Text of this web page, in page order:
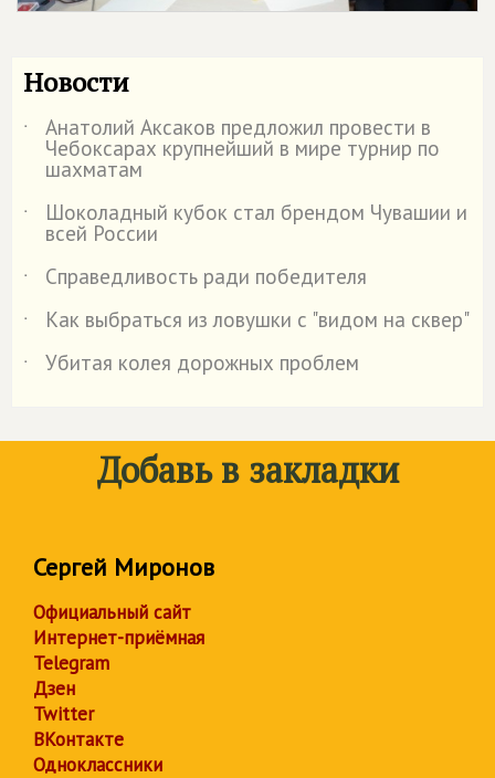
Новости
˙ Анатолий Аксаков предложил провести в
Чебоксарах крупнейший в мире турнир по
шахматам
˙
Шоколадный кубок стал брендом Чувашии и
всей России
˙
Справедливость ради победителя
˙
Как выбраться из ловушки с "видом на сквер"
˙
Убитая колея дорожных проблем
Добавь в закладки
Сергей Миронов
Официальный сайт
Интернет-приёмная
Telegram
Дзен
Twitter
ВКонтакте
Одноклассники